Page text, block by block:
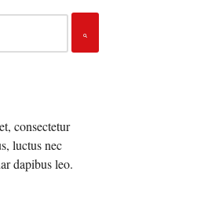
consectetur
luctus nec
dapibus leo.